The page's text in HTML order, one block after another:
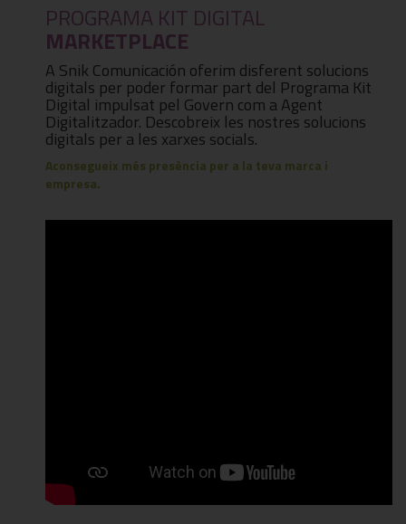
PROGRAMA KIT DIGITAL
MARKETPLACE
A Snik Comunicación oferim disferent solucions
digitals per poder formar part del Programa Kit
Digital impulsat pel Govern com a Agent
Digitalitzador. Descobreix les nostres solucions
digitals per a les xarxes socials.
Aconsegueix més presència per a la teva marca i
empresa.